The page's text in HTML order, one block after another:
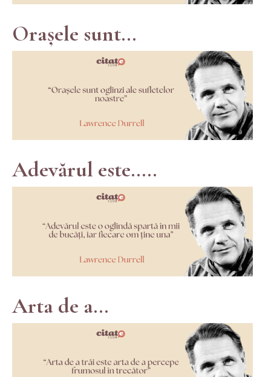
Orașele sunt...
Adevărul este.....
Arta de a...